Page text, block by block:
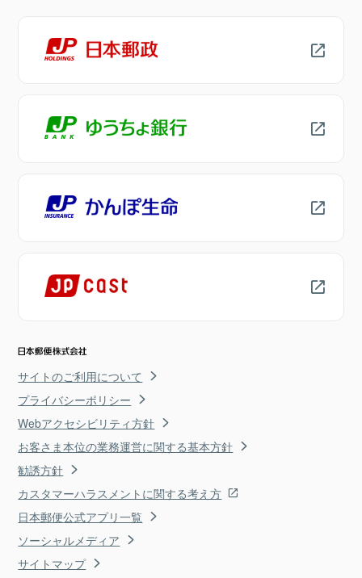
サイトのご利用について
プライバシーポリシー
Webアクセシビリティ方針
お客さま本位の業務運営に関する基本方針
勧誘方針
カスタマーハラスメントに関する考え方
日本郵便公式アプリ一覧
ソーシャルメディア
サイトマップ